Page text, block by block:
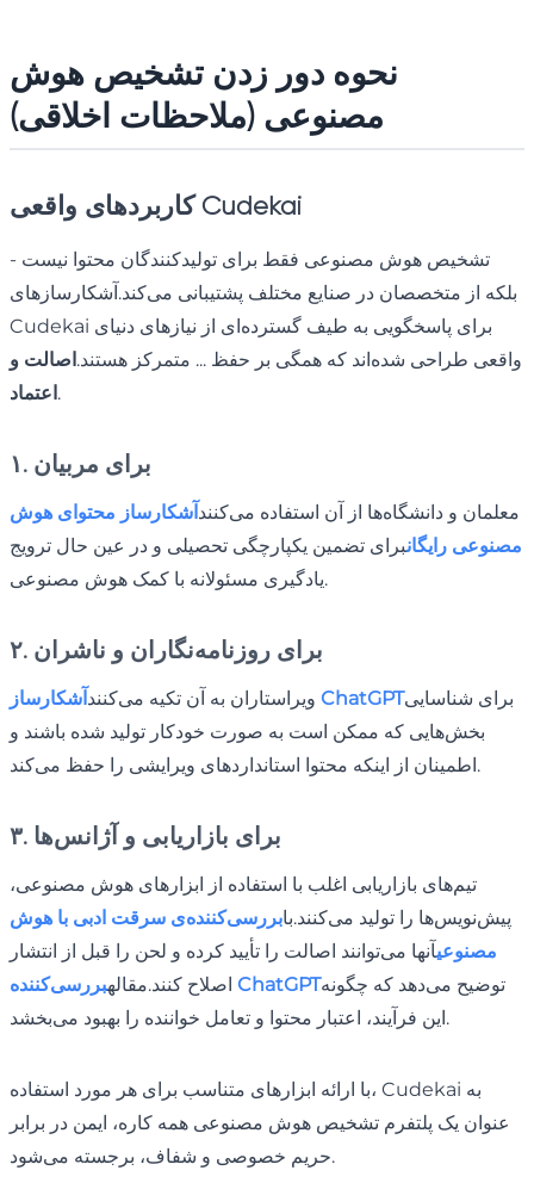
نحوه دور زدن تشخیص هوش
مصنوعی (ملاحظات اخلاقی)
کاربردهای واقعی Cudekai
تشخیص هوش مصنوعی فقط برای تولیدکنندگان محتوا نیست -
بلکه از متخصصان در صنایع مختلف پشتیبانی می‌کند.آشکارسازهای
Cudekai برای پاسخگویی به طیف گسترده‌ای از نیازهای دنیای
واقعی طراحی شده‌اند که همگی بر حفظ ... متمرکز هستند.اصالت و
اعتماد.
۱. برای مربیان
معلمان و دانشگاه‌ها از آن استفاده می‌کنندآشکارساز محتوای هوش
مصنوعی رایگانبرای تضمین یکپارچگی تحصیلی و در عین حال ترویج
یادگیری مسئولانه با کمک هوش مصنوعی.
۲. برای روزنامه‌نگاران و ناشران
ویراستاران به آن تکیه می‌کنند آشکارساز ChatGPTبرای شناسایی
بخش‌هایی که ممکن است به صورت خودکار تولید شده باشند و
اطمینان از اینکه محتوا استانداردهای ویرایشی را حفظ می‌کند.
۳. برای بازاریابی و آژانس‌ها
تیم‌های بازاریابی اغلب با استفاده از ابزارهای هوش مصنوعی،
پیش‌نویس‌ها را تولید می‌کنند.بابررسی‌کننده‌ی سرقت ادبی با هوش
مصنوعیآنها می‌توانند اصالت را تأیید کرده و لحن را قبل از انتشار
اصلاح کنند.مقاله بررسی‌کننده ChatGPTتوضیح می‌دهد که چگونه
این فرآیند، اعتبار محتوا و تعامل خواننده را بهبود می‌بخشد.
با ارائه ابزارهای متناسب برای هر مورد استفاده، Cudekai به
عنوان یک پلتفرم تشخیص هوش مصنوعی همه کاره، ایمن در برابر
حریم خصوصی و شفاف، برجسته می‌شود.